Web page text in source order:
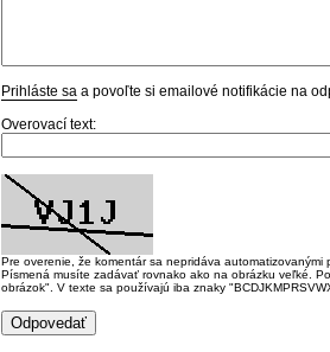
Prihláste sa a povoľte si emailové notifikácie na
Overovací text:
Pre overenie, že komentár sa nepridáva
Písmená musíte zadávať rovnako ako na obrázku veľké.
obrázok". V texte sa používajú iba znaky